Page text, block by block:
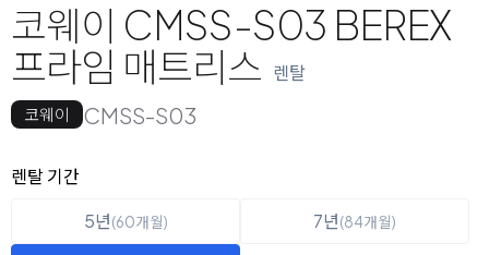
코웨이 CMSS-S03 BEREX
프라임 매트리스 렌탈
코웨이 CMSS-S03
옵션 선택
렌탈 선택
렌탈 기간
5년(60개월) 7년(84개월)